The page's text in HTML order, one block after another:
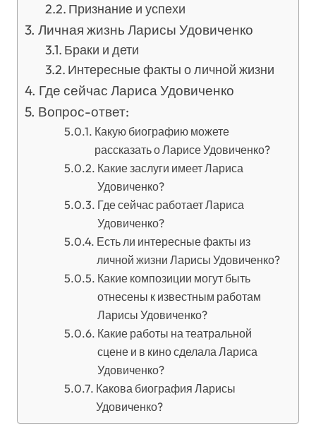
Признание и успехи
Личная жизнь Ларисы Удовиченко
Браки и дети
Интересные факты о личной жизни
Где сейчас Лариса Удовиченко
Вопрос-ответ:
Какую биографию можете
рассказать о Ларисе Удовиченко?
Какие заслуги имеет Лариса
Удовиченко?
Где сейчас работает Лариса
Удовиченко?
Есть ли интересные факты из
личной жизни Ларисы Удовиченко?
Какие композиции могут быть
отнесены к известным работам
Ларисы Удовиченко?
Какие работы на театральной
сцене и в кино сделала Лариса
Удовиченко?
Какова биография Ларисы
Удовиченко?